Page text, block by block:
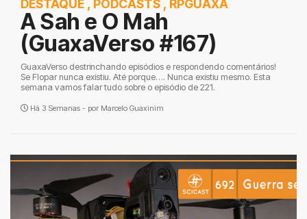
DESTAQUE , PODCASTS , RPGUAXA
A Sah e O Mah
(GuaxaVerso #167)
GuaxaVerso destrinchando episódios e respondendo comentários!
Se Flopar nunca existiu. Até porque…. Nunca existiu mesmo. Esta
semana vamos falar tudo sobre o episódio de 221.
Há 3 Semanas - por Marcelo Guaxinim